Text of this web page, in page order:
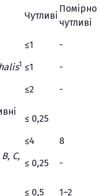
Чутливі
Помірно
чутливі
≤1 -
1 ≤1 -
≤2 -
≤ 0,25
≤4 8
C,
≤ 0,25 -
≤ 0,5 1–2